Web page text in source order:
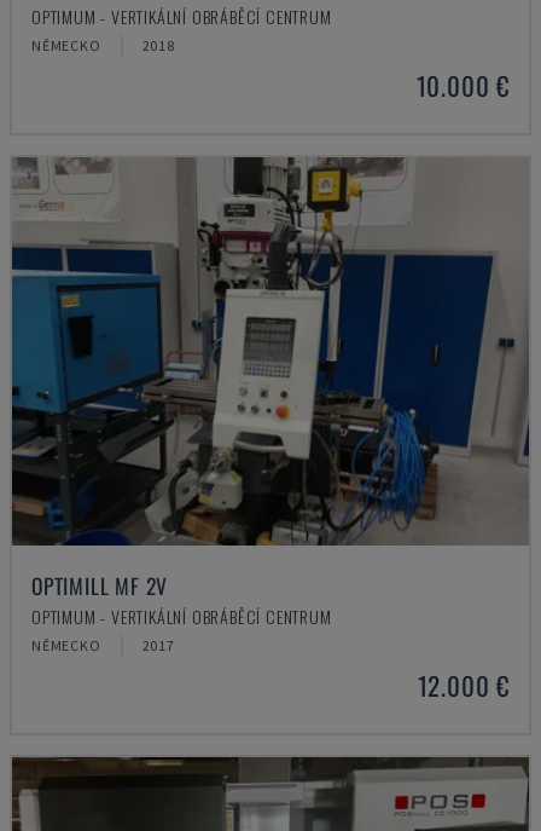
OPTIMUM - VERTIKÁLNÍ OBRÁBĚCÍ CENTRUM
NĚMECKO 2018
10.000 €
OPTIMILL MF 2V
OPTIMUM - VERTIKÁLNÍ OBRÁBĚCÍ CENTRUM
NĚMECKO 2017
12.000 €